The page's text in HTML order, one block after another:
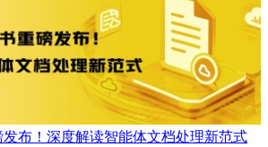
布！深度解读智能体文档处理新范式